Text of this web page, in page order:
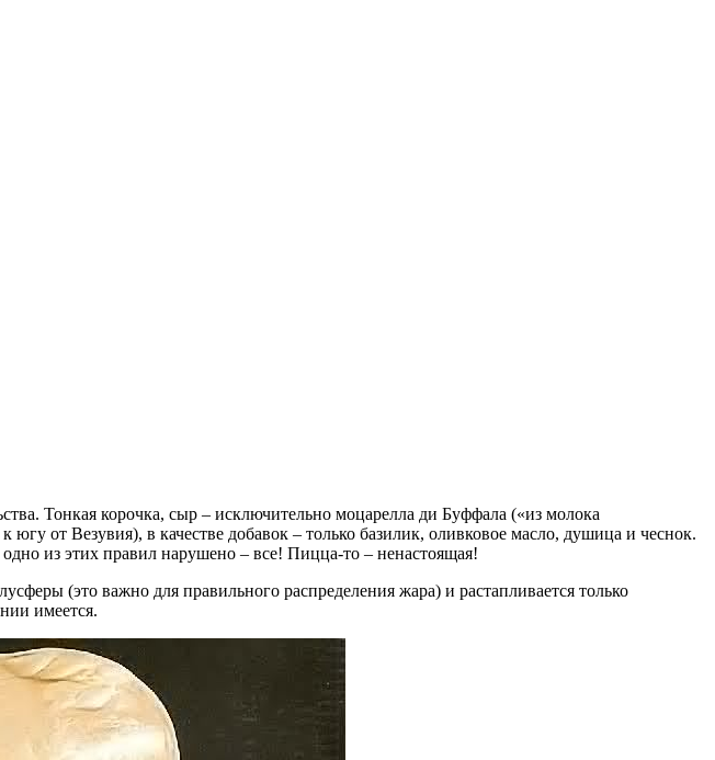
Тонкая корочка, сыр – исключительно моцарелла ди Буффала («из молока
от Везувия), в качестве добавок – только базилик, оливковое масло, душица и чеснок.
из этих правил нарушено – все! Пицца-то – ненастоящая!
(это важно для правильного распределения жара) и растапливается только
имеется.